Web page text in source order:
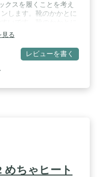
クスを履くことを考え
します。靴のかかとに
耐久性が高い。 / 【防
止め加工がされたの
トのタイプなので、バ
弾力性がありやわらか
質のパディングコット
して、縫製仕上げで丈
ので、持ち運びが便利
用はもちろん、足元の
など職場でのご利用に
中泊、キャンプ、テン
など。
見る
レビューを書く
めちゃヒート